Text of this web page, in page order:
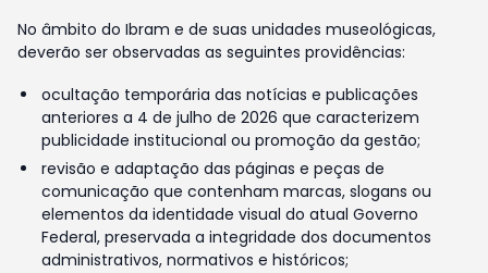
No âmbito do Ibram e de suas unidades museológicas,
deverão ser observadas as seguintes providências:
ocultação temporária das notícias e publicações
anteriores a 4 de julho de 2026 que caracterizem
publicidade institucional ou promoção da gestão;
revisão e adaptação das páginas e peças de
comunicação que contenham marcas, slogans ou
elementos da identidade visual do atual Governo
Federal, preservada a integridade dos documentos
administrativos, normativos e históricos;